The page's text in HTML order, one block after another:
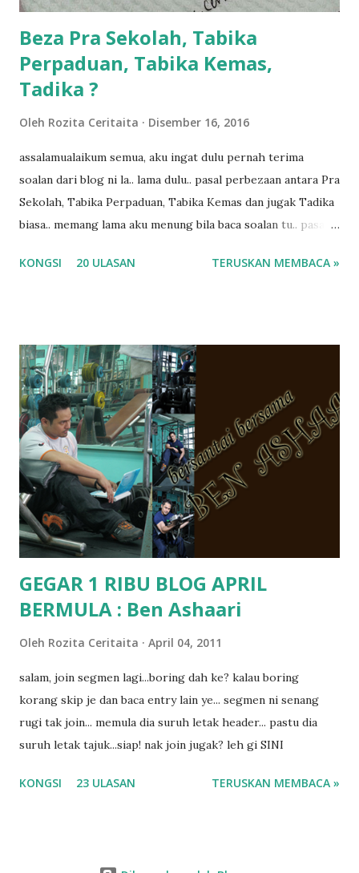
Beza Pra Sekolah, Tabika
Perpaduan, Tabika Kemas,
Tadika ?
Oleh Rozita Ceritaita Disember 16, 2016
assalamualaikum semua, aku ingat dulu pernah terima
soalan dari blog ni la.. lama dulu.. pasal perbezaan antara Pra
Sekolah, Tabika Perpaduan, Tabika Kemas dan jugak Tadika
biasa.. memang lama aku menung bila baca soalan tu.. pasal
ko.. masa tu aku baru je ada anak sorang dan aku hentam je
tanya sapa-sapa pun masa tu.. bila fikir-fikirkan balik terasa
jugak masa alahai teruknya kami sebagai ibubapa.. dan kami
terasa jugak semakin teruk bila abg long dah masuk 2 tahun
kat salah satu tadika swasta ni.. tapi nampaknya kenal huruf
pun tak tau.. pengsan aku bila ingat balik.. aku mula fikir
mungkin sebab abg long sendiri jenis budak yang ada
masalah dyslexia.. tapi minor la.. nanti la aku cerita pasal
dyslexia tu.. lepas tu kami buat keputusan pu...
KONGSI 20 ULASAN TERUSKAN MEMBACA »
GEGAR 1 RIBU BLOG APRIL
BERMULA : Ben Ashaari
Oleh Rozita Ceritaita April 04, 2011
salam, join segmen lagi...boring dah ke? kalau boring
korang skip je dan baca entry lain ye... segmen ni senang
rugi tak join... memula dia suruh letak header... pastu dia
suruh letak tajuk...siap! nak join jugak? leh gi SINI
KONGSI 23 ULASAN TERUSKAN MEMBACA »